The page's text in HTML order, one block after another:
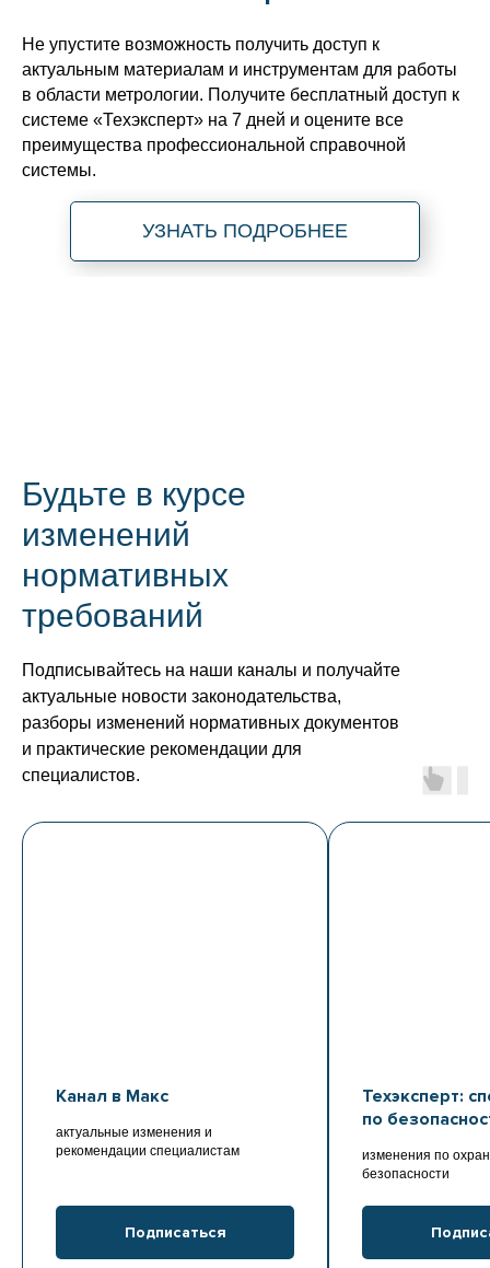
Не упустите возможность получить доступ к
актуальным материалам и инструментам для работы
в области метрологии. Получите бесплатный доступ к
системе «Техэксперт» на 7 дней и оцените все
преимущества профессиональной справочной
системы.
УЗНАТЬ ПОДРОБНЕЕ
Будьте в курсе
изменений
нормативных
требований
Подписывайтесь на наши каналы и получайте
актуальные новости законодательства,
разборы изменений нормативных документов
и практические рекомендации для
специалистов.
Канал в Макс
актуальные изменения и
рекомендации специалистам
Подписаться
Техэксперт:
по
изменения по
безопасности